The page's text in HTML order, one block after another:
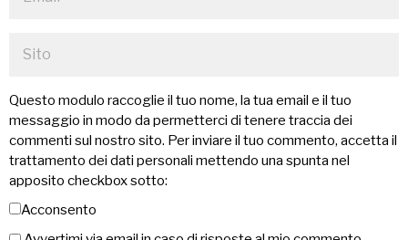
Questo modulo raccoglie il tuo nome, la tua email e il tuo
messaggio in modo da permetterci di tenere traccia dei
commenti sul nostro sito. Per inviare il tuo commento, accetta il
trattamento dei dati personali mettendo una spunta nel
apposito checkbox sotto:
Acconsento